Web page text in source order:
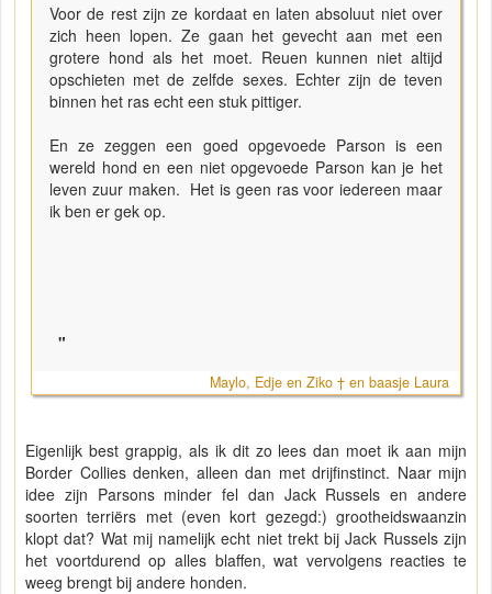
Voor de rest zijn ze kordaat en laten absoluut niet over
zich heen lopen. Ze gaan het gevecht aan met een
grotere hond als het moet. Reuen kunnen niet altijd
opschieten met de zelfde sexes. Echter zijn de teven
binnen het ras echt een stuk pittiger.
En ze zeggen een goed opgevoede Parson is een
wereld hond en een niet opgevoede Parson kan je het
leven zuur maken. Het is geen ras voor iedereen maar
ik ben er gek op.
"
Maylo, Edje en Ziko † en baasje Laura
Eigenlijk best grappig, als ik dit zo lees dan moet ik aan mijn
Border Collies denken, alleen dan met drijfinstinct. Naar mijn
idee zijn Parsons minder fel dan Jack Russels en andere
soorten terriërs met (even kort gezegd:) grootheidswaanzin
klopt dat? Wat mij namelijk echt niet trekt bij Jack Russels zijn
het voortdurend op alles blaffen, wat vervolgens reacties te
weeg brengt bij andere honden.